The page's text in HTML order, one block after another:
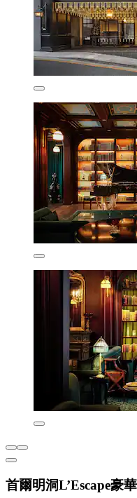
首爾明洞L’Escape豪